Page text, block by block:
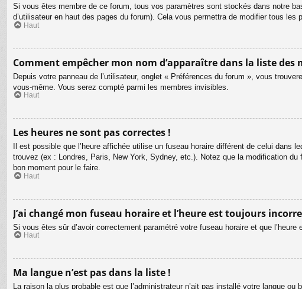
Si vous êtes membre de ce forum, tous vos paramètres sont stockés dans notre
d’utilisateur en haut des pages du forum). Cela vous permettra de modifier tous les
Haut
Comment empêcher mon nom d’apparaître dans la liste des
Depuis votre panneau de l’utilisateur, onglet « Préférences du forum », vous
vous-même. Vous serez compté parmi les membres invisibles.
Haut
Les heures ne sont pas correctes !
Il est possible que l’heure affichée utilise un fuseau horaire différent de celui dans
trouvez (ex : Londres, Paris, New York, Sydney, etc.). Notez que la modification
bon moment pour le faire.
Haut
J’ai changé mon fuseau horaire et l’heure est toujours
Si vous êtes sûr d’avoir correctement paramétré votre fuseau horaire et que
Haut
Ma langue n’est pas dans la liste !
La raison la plus probable est que l’administrateur n’ait pas installé votre langue